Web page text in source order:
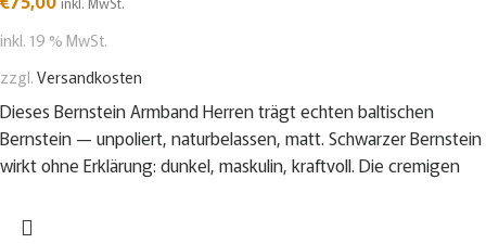
inkl. 19 % MwSt.
zzgl.Versandkosten
Dieses Bernstein Armband Herren trägt echten baltischen
Bernstein — unpoliert, naturbelassen, matt. Schwarzer Bernstein
wirkt ohne Erklärung: dunkel, maskulin, kraftvoll. Die cremigen